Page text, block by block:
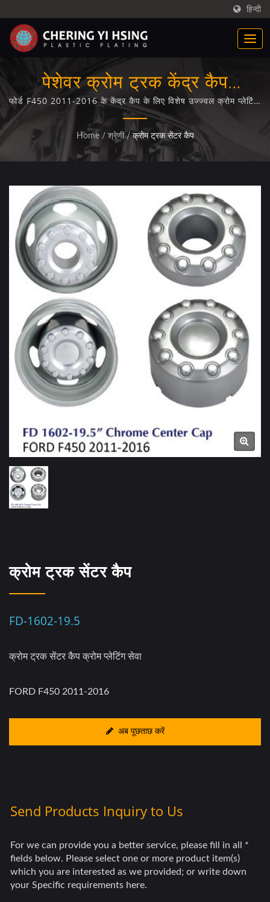
हिन्दी
पेशेवर क्रोम ट्रक केंद्र कैप
इलेक्ट्रोप्लेटिंग सेवा।
फोर्ड F450 2011-2016 के केंद्र कैप के लिए विशेष उज्ज्वल क्रोम प्लेटिंग,
उन्नत प्लास्टिक सब्सट्रेट कोटिंग तकनीक के साथ।
Home / श्रेणी / क्रोम ट्रक सेंटर कैप
क्रोम ट्रक सेंटर कैप
FD-1602-19.5
क्रोम ट्रक सेंटर कैप क्रोम प्लेटिंग सेवा
FORD F450 2011-2016
अब पूछताछ करें